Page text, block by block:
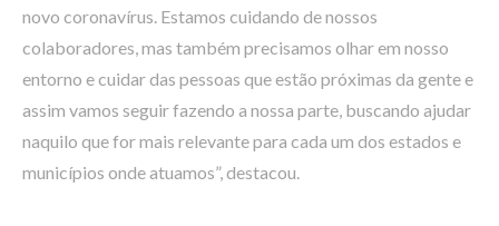
novo coronavírus. Estamos cuidando de nossos
colaboradores, mas também precisamos olhar em nosso
entorno e cuidar das pessoas que estão próximas da gente e
assim vamos seguir fazendo a nossa parte, buscando ajudar
naquilo que for mais relevante para cada um dos estados e
municípios onde atuamos”, destacou.